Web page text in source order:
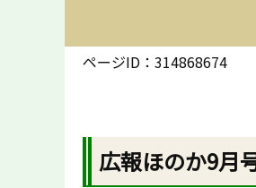
ページID：314868674
広報ほのか9月